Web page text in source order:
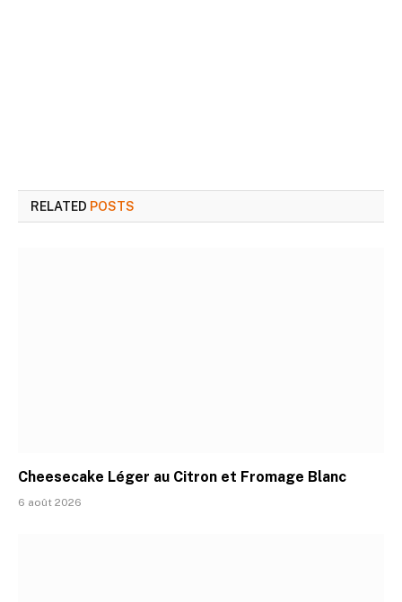
RELATED POSTS
Cheesecake Léger au Citron et Fromage Blanc
6 août 2026